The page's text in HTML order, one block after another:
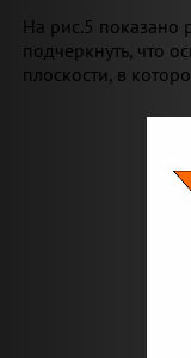
На рис.5 показано
подчеркнуть, что
плоскости, в